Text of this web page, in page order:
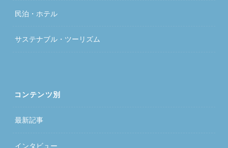
民泊・ホテル
サステナブル・ツーリズム
コンテンツ別
最新記事
インタビュー